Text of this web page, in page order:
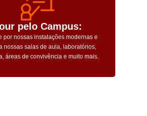
pelo Campus:
por nossas instalações modernas e
nossas salas de aula, laboratórios,
áreas de convivência e muito mais.